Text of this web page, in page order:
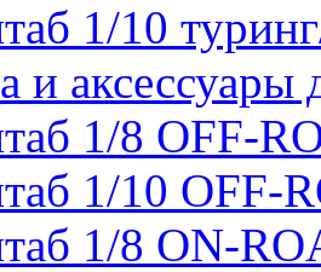
1/10
и
1/8 OFF-
1/10 OFF-
1/8 ON-